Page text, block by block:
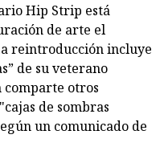
Hip Strip está
de arte el
reintroducción incluye
de su veterano
comparte otros
de sombras
un comunicado de